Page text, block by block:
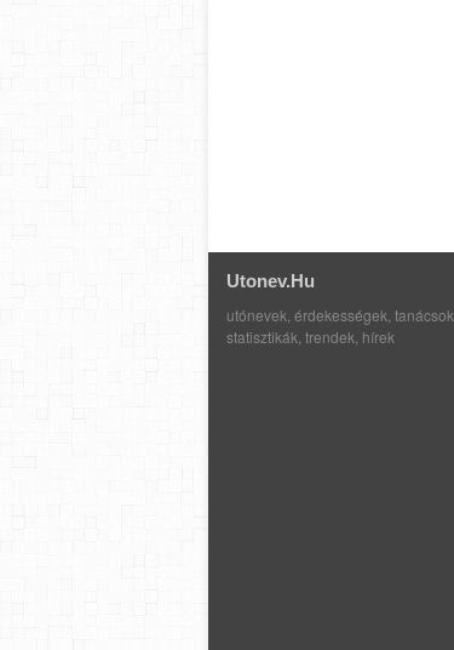
Utonev.hu
utónevek, érdekességek, tanácsok,
statisztikák, trendek, hírek